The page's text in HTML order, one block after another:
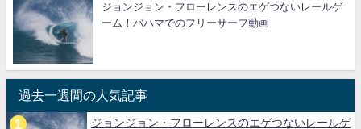
ジョンジョン・フローレンスのエゲつないレールゲ
ーム！バハマでのフリーサーフ動画
過去一週間の人気記事
ジョンジョン・フローレンスのエゲつないレールゲ